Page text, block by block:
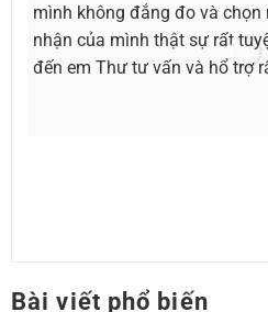
mình không đắng đo và chọn
nhận của mình thật sự rất
đến em Thư tư vấn và hổ trợ
Bài viết phổ biến